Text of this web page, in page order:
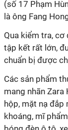
(số 17 Phạm
là ông Fang
Qua kiểm tra,
tập kết rất lớn,
chuẩn bị được
Các sản phẩm
mang nhãn Zara
hộp, mặt nạ đắp
khoáng, mĩ